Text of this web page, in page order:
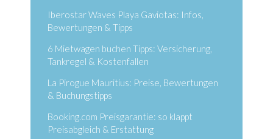
Iberostar Waves Playa Gaviotas: Infos,
Bewertungen & Tipps
6 Mietwagen buchen Tipps: Versicherung,
Tankregel & Kostenfallen
La Pirogue Mauritius: Preise, Bewertungen
& Buchungstipps
Booking.com Preisgarantie: so klappt
Preisabgleich & Erstattung